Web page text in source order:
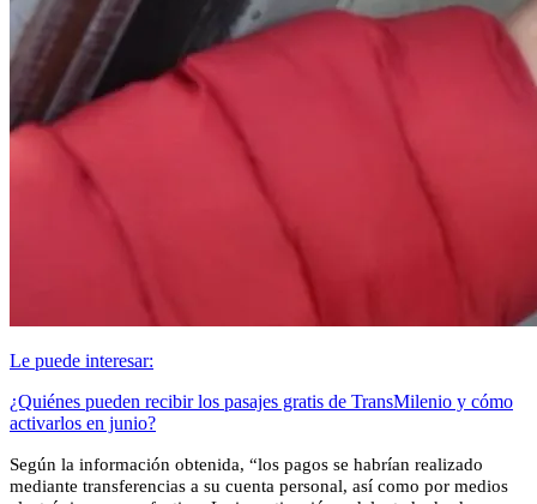
Le puede interesar:
¿Quiénes pueden recibir los pasajes gratis de TransMilenio y cómo
activarlos en junio?
Según la información obtenida, “los pagos se habrían realizado
mediante transferencias a su cuenta personal, así como por medios